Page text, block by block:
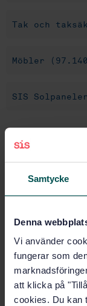
Samtycke
Denna
Vi använder
fungerar som
att klicka på
cookies. Du kan
Tak och
Möbler
SIS
Köp denna
PDF